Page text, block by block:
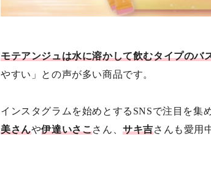
モテアンジュは水に溶かして飲むタイプのバ
やすい」との声が多い商品です。
インスタグラムを始めとするSNSで注目を集
美さんや伊達いさこさん、サキ吉さんも愛用